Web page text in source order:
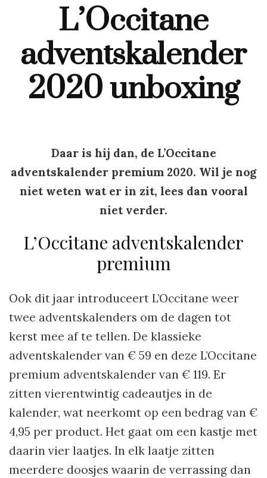
L’Occitane
adventskalender
2020 unboxing
Daar is hij dan, de L’Occitane
adventskalender premium 2020. Wil je nog
niet weten wat er in zit, lees dan vooral
niet verder.
L’Occitane adventskalender
premium
Ook dit jaar introduceert L’Occitane weer
twee adventskalenders om de dagen tot
kerst mee af te tellen. De klassieke
adventskalender van € 59 en deze L’Occitane
premium adventskalender van € 119. Er
zitten vierentwintig cadeautjes in de
kalender, wat neerkomt op een bedrag van €
4,95 per product. Het gaat om een kastje met
daarin vier laatjes. In elk laatje zitten
meerdere doosjes waarin de verrassing dan